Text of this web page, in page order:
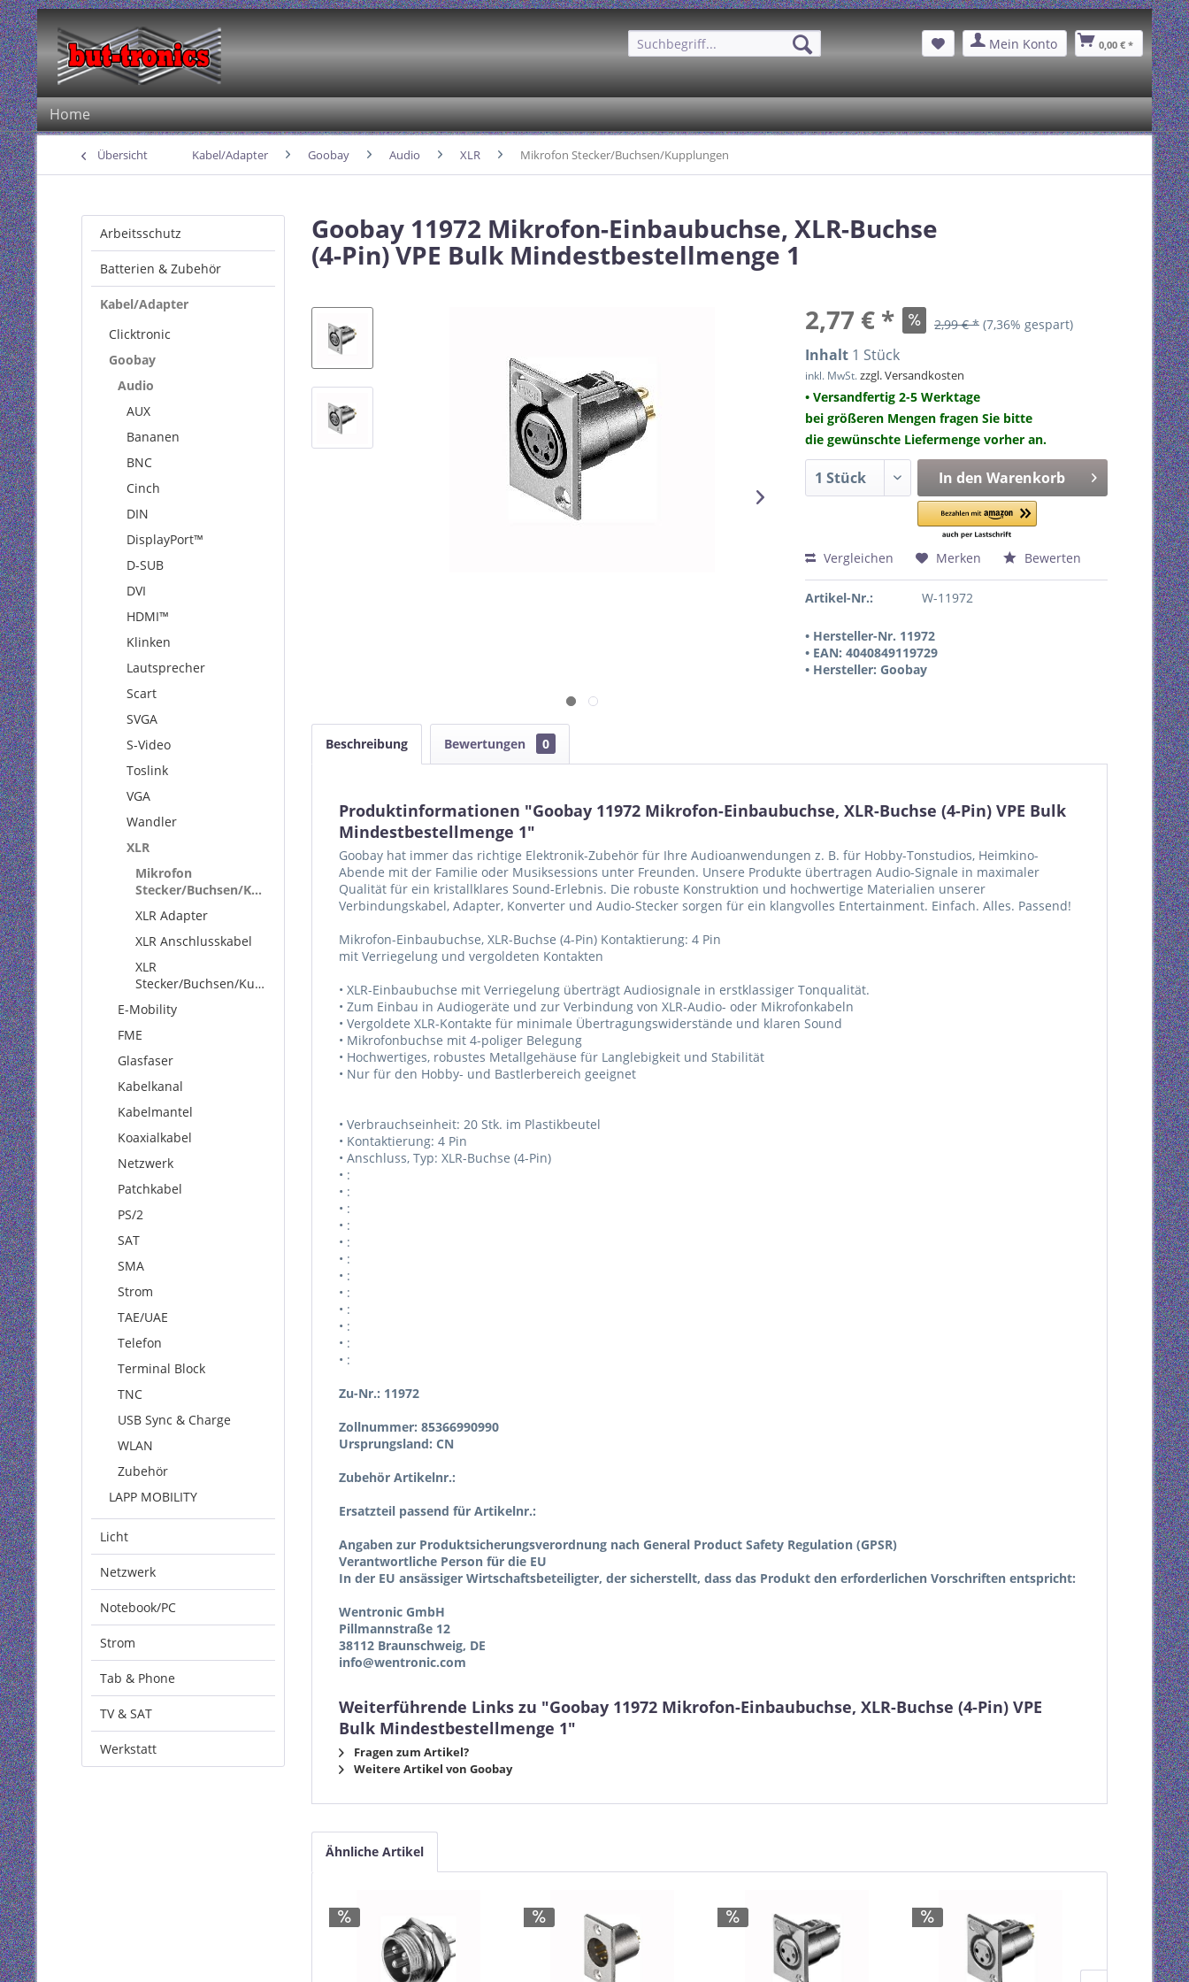
Mein Konto 0,00 € *
Home
Übersicht Kabel/Adapter Goobay Audio XLR Mikrofon Stecker/Buchsen/Kupplungen
Arbeitsschutz
Batterien & Zubehör
Kabel/Adapter
Clicktronic
Goobay
Audio
AUX
Bananen
BNC
Cinch
DIN
DisplayPort™
D-SUB
DVI
HDMI™
Klinken
Lautsprecher
Scart
SVGA
S-Video
Toslink
VGA
Wandler
XLR
Mikrofon
Stecker/Buchsen/Kupplungen
XLR Adapter
XLR Anschlusskabel
XLR
Stecker/Buchsen/Kupplungen
E-Mobility
FME
Glasfaser
Kabelkanal
Kabelmantel
Koaxialkabel
Netzwerk
Patchkabel
PS/2
SAT
SMA
Strom
TAE/UAE
Telefon
Terminal Block
TNC
USB Sync & Charge
WLAN
Zubehör
LAPP MOBILITY
Licht
Netzwerk
Notebook/PC
Strom
Tab & Phone
TV & SAT
Werkstatt
Goobay 11972 Mikrofon-Einbaubuchse, XLR-Buchse
(4-Pin) VPE Bulk Mindestbestellmenge 1
2,77 € *
2,99 € * (7,36% gespart)
Inhalt 1 Stück
inkl. MwSt.zzgl. Versandkosten
• Versandfertig 2-5 Werktage
bei größeren Mengen fragen Sie bitte
die gewünschte Liefermenge vorher an.
In den Warenkorb
Vergleichen Merken Bewerten
Artikel-Nr.: W-11972
• Hersteller-Nr. 11972
• EAN: 4040849119729
• Hersteller: Goobay
Beschreibung Bewertungen 0
Produktinformationen "Goobay 11972 Mikrofon-Einbaubuchse, XLR-Buchse (4-Pin) VPE Bulk
Mindestbestellmenge 1"
Goobay hat immer das richtige Elektronik-Zubehör für Ihre Audioanwendungen z. B. für Hobby-Tonstudios, Heimkino-
Abende mit der Familie oder Musiksessions unter Freunden. Unsere Produkte übertragen Audio-Signale in maximaler
Qualität für ein kristallklares Sound-Erlebnis. Die robuste Konstruktion und hochwertige Materialien unserer
Verbindungskabel, Adapter, Konverter und Audio-Stecker sorgen für ein klangvolles Entertainment. Einfach. Alles. Passend!
Mikrofon-Einbaubuchse, XLR-Buchse (4-Pin) Kontaktierung: 4 Pin
mit Verriegelung und vergoldeten Kontakten
• XLR-Einbaubuchse mit Verriegelung überträgt Audiosignale in erstklassiger Tonqualität.
• Zum Einbau in Audiogeräte und zur Verbindung von XLR-Audio- oder Mikrofonkabeln
• Vergoldete XLR-Kontakte für minimale Übertragungswiderstände und klaren Sound
• Mikrofonbuchse mit 4-poliger Belegung
• Hochwertiges, robustes Metallgehäuse für Langlebigkeit und Stabilität
• Nur für den Hobby- und Bastlerbereich geeignet
• Verbrauchseinheit: 20 Stk. im Plastikbeutel
• Kontaktierung: 4 Pin
• Anschluss, Typ: XLR-Buchse (4-Pin)
• :
• :
• :
• :
• :
• :
• :
• :
• :
• :
• :
• :
Zu-Nr.: 11972
Zollnummer: 85366990990
Ursprungsland: CN
Zubehör Artikelnr.:
Ersatzteil passend für Artikelnr.:
Angaben zur Produktsicherungsverordnung nach General Product Safety Regulation (GPSR)
Verantwortliche Person für die EU
In der EU ansässiger Wirtschaftsbeteiligter, der sicherstellt, dass das Produkt den erforderlichen Vorschriften entspricht:
Wentronic GmbH
Pillmannstraße 12
38112 Braunschweig, DE
info@wentronic.com
Weiterführende Links zu "Goobay 11972 Mikrofon-Einbaubuchse, XLR-Buchse (4-Pin) VPE
Bulk Mindestbestellmenge 1"
Fragen zum Artikel?
Weitere Artikel von Goobay
Ähnliche Artikel